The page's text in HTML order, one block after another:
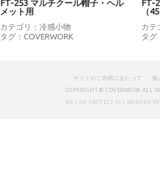
FT-253 マルチクール帽子・ヘル
メット用
カテゴリ： 冷感小物
タグ： COVERWORK
FT-
（
カテ
タグ
サイトのご利用にあたって
個
COPYRIGHT © COVERWORK ALL
WE CAN PROTECT ALL WORKER